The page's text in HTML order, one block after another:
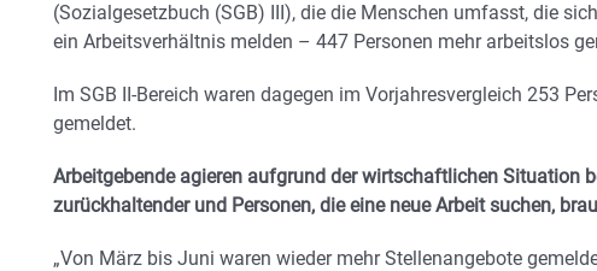
(Sozialgesetzbuch (SGB) III), die die Menschen umfasst, die
ein Arbeitsverhältnis melden – 447 Personen mehr arbeitslos
Im SGB II-Bereich waren dagegen im Vorjahresvergleich 253
gemeldet.
Arbeitgebende agieren aufgrund der wirtschaftlichen Situation
zurückhaltender und Personen, die eine neue Arbeit suchen,
„Von März bis Juni waren wieder mehr Stellenangebote